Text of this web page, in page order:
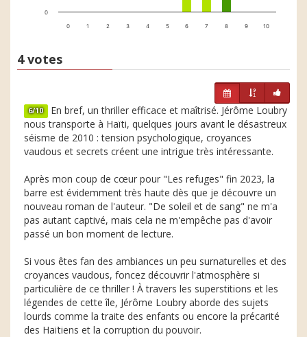
0 1 2 3 4 5 6 7 8 9 10
0
4 votes
6/10 En bref, un thriller efficace et maîtrisé. Jérôme Loubry
nous transporte à Haïti, quelques jours avant le désastreux
séisme de 2010 : tension psychologique, croyances
vaudous et secrets créent une intrigue très intéressante.
Après mon coup de cœur pour "Les refuges" fin 2023, la
barre est évidemment très haute dès que je découvre un
nouveau roman de l'auteur. "De soleil et de sang" ne m'a
pas autant captivé, mais cela ne m'empêche pas d'avoir
passé un bon moment de lecture.
Si vous êtes fan des ambiances un peu surnaturelles et des
croyances vaudous, foncez découvrir l'atmosphère si
particulière de ce thriller ! À travers les superstitions et les
légendes de cette île, Jérôme Loubry aborde des sujets
lourds comme la traite des enfants ou encore la précarité
des Haïtiens et la corruption du pouvoir.